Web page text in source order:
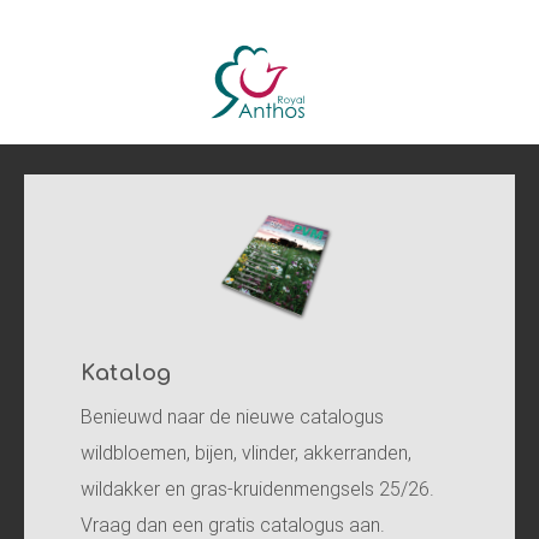
Katalog
Benieuwd naar de nieuwe catalogus
wildbloemen, bijen, vlinder, akkerranden,
wildakker en gras-kruidenmengsels 25/26.
Vraag dan een gratis catalogus aan.